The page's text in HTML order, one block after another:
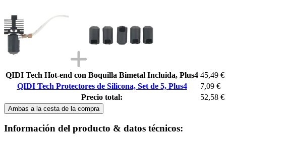
QIDI Tech Hot-end con Boquilla Bimetal Incluida, Plus4 45,49 €
QIDI Tech Protectores de Silicona, Set de 5, Plus4
7,09 €
Precio total:
52,58 €
Ambas a la cesta de la compra
Información del producto & datos técnicos: